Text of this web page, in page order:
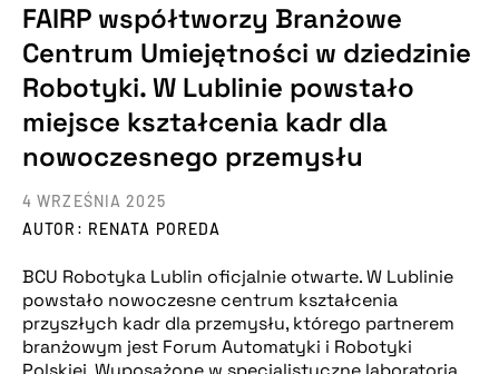
FAIRP współtworzy Branżowe
Centrum Umiejętności w dziedzinie
Robotyki. W Lublinie powstało
miejsce kształcenia kadr dla
nowoczesnego przemysłu
AUTOR: RENATA POREDA
4 WRZEŚNIA 2025
BCU Robotyka Lublin oficjalnie otwarte. W Lublinie
powstało nowoczesne centrum kształcenia
przyszłych kadr dla przemysłu, którego partnerem
branżowym jest Forum Automatyki i Robotyki